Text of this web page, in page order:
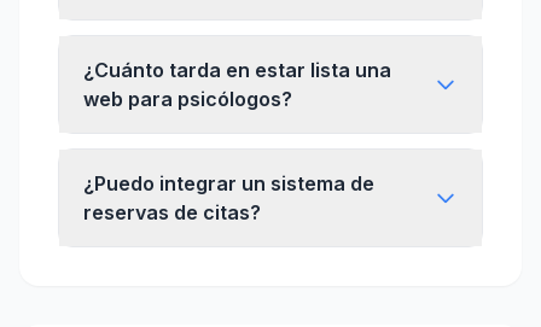
¿Cuánto tarda en estar lista una
web para psicólogos?
¿Puedo integrar un sistema de
reservas de citas?